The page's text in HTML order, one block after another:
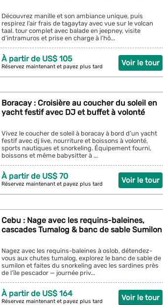
Découvrez manille et son ambiance unique, puis
respirez l’air frais de tagaytay avec vue sur le volcan
taal. tour complet avec balade en jeepney, visite
d’intramuros et prise en charge à l’hô...
Voir le tour
À partir de US$ 105
Réservez maintenant et payez plus tard
Boracay : Croisière au coucher du soleil en
yacht festif avec DJ et buffet à volonté
Vivez le coucher de soleil à boracay à bord d’un yacht
festif avec dj live, nourriture et boissons à volonté,
sports nautiques et snorkeling. Équipement fourni,
boissons et même babysitter à ...
Voir le tour
À partir de US$ 70
Réservez maintenant et payez plus tard
Cebu : Nage avec les requins-baleines,
cascades Tumalog & banc de sable Sumilon
Nagez avec les requins-baleines à oslob, détendez-
vous aux chutes tumalog, explorez le banc de sable de
sumilon et faites du snorkeling avec les sardines près
de l’île pescador — journée priv...
Voir le tour
À partir de US$ 164
Réservez maintenant et payez plus tard